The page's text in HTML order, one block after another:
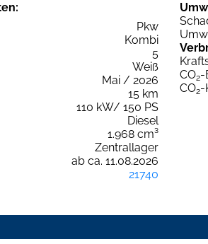
Pkw
Kombi
5
Weiß
Mai / 2026
15 km
110 kW/ 150 PS
Diesel
1.968 cm³
Zentrallager
ab ca. 11.08.2026
21740
CO2-
CO2-